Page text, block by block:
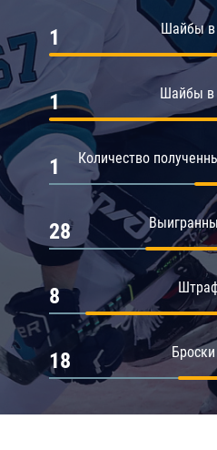
Амур
Барыс
Салават Юлаев
Шайбы в
1
Шайбы в
1
Количество
1
28
8
18